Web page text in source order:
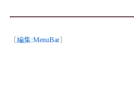
〔編集:MenuBar〕